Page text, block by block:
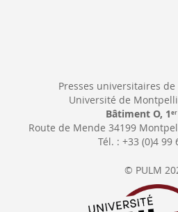
Presses universitaires
Université de
Bâtiment O, 1 er
Route de Mende 34199
Tél. : +33 (0)4 99
© PULM